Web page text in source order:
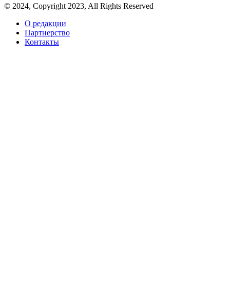
© 2024, Copyright 2023, All Rights Reserved
О редакции
Партнерство
Контакты